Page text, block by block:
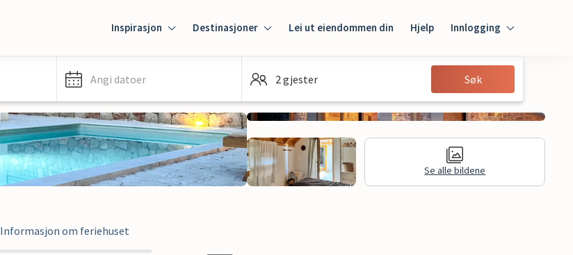
Inspirasjon Destinasjoner Lei ut eiendommen din Hjelp Innlogging
Innlogging
Gjest
Angi datoer 2 gjester Søk
Se alle bildene
Informasjon om feriehuset